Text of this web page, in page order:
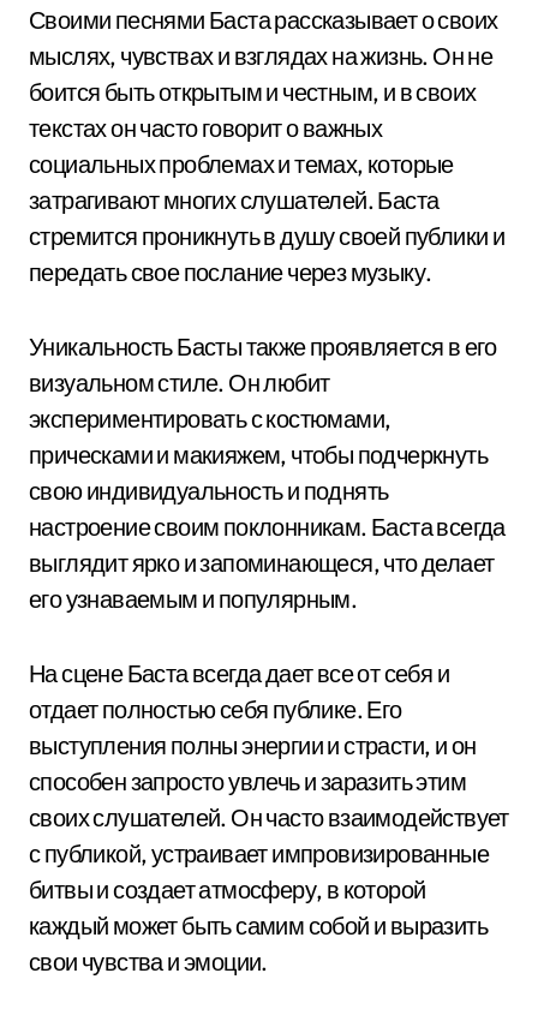
Своими песнями Баста рассказывает о своих
мыслях, чувствах и взглядах на жизнь. Он не
боится быть открытым и честным, и в своих
текстах он часто говорит о важных
социальных проблемах и темах, которые
затрагивают многих слушателей. Баста
стремится проникнуть в душу своей публики и
передать свое послание через музыку.
Уникальность Басты также проявляется в его
визуальном стиле. Он любит
экспериментировать с костюмами,
прическами и макияжем, чтобы подчеркнуть
свою индивидуальность и поднять
настроение своим поклонникам. Баста всегда
выглядит ярко и запоминающеся, что делает
его узнаваемым и популярным.
На сцене Баста всегда дает все от себя и
отдает полностью себя публике. Его
выступления полны энергии и страсти, и он
способен запросто увлечь и заразить этим
своих слушателей. Он часто взаимодействует
с публикой, устраивает импровизированные
битвы и создает атмосферу, в которой
каждый может быть самим собой и выразить
свои чувства и эмоции.